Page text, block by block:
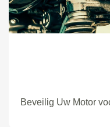
Beveilig Uw Motor